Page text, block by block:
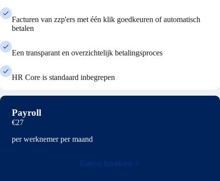
Facturen van zzp'ers met één klik goedkeuren of automatisch
betalen
Een transparant en overzichtelijk betalingsproces
HR Core is standaard inbegrepen
Payroll
€27
per werknemer per maand
Demo boeken